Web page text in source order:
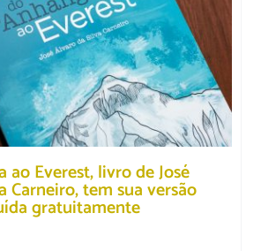
ao Everest, livro de José
Carneiro, tem sua versão
gratuitamente